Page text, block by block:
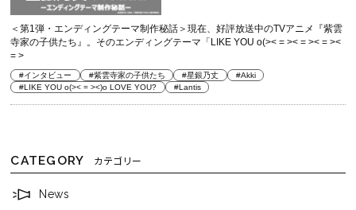
＜第1弾・エンディングテーマ制作秘話＞現在、好評放送中のTVアニメ『紫雲
寺家の子供たち』。そのエンディングテーマ「LIKE YOU o(>< = >< = >< = ><
= >
#インタビュー #紫雲寺家の子供たち #星銀乃丈
#Akki
#LIKE YOU o(>< = ><)o LOVE YOU?
#Lantis
CATEGORY カテゴリー
News